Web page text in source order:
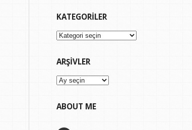
KATEGORILER
Kategoriler
ARŞIVLER
Arşivler
ABOUT ME